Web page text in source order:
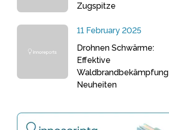
Zugspitze
11 February 2025
Drohnen Schwärme:
Effektive
Waldbrandbekämpfung
Neuheiten